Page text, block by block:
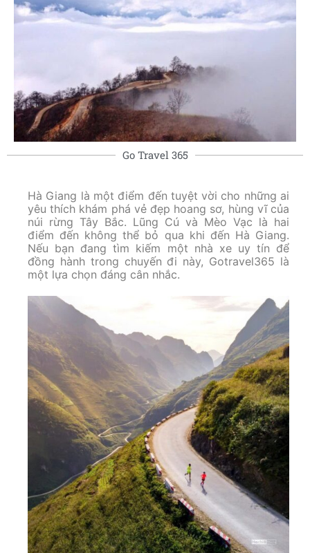
Go Travel 365
Hà Giang là một điểm đến tuyệt vời cho những ai
yêu thích khám phá vẻ đẹp hoang sơ, hùng vĩ của
núi rừng Tây Bắc. Lũng Cú và Mèo Vạc là hai
điểm đến không thể bỏ qua khi đến Hà Giang.
Nếu bạn đang tìm kiếm một nhà xe uy tín để
đồng hành trong chuyến đi này, Gotravel365 là
một lựa chọn đáng cân nhắc.